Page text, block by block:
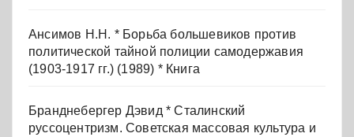
Ансимов Н.Н. * Борьба большевиков против
политической тайной полиции самодержавия
(1903-1917 гг.) (1989) * Книга
Бранднебергер Дэвид * Сталинский
руссоцентризм. Советская массовая культура и